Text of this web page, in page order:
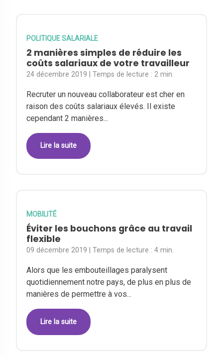
POLITIQUE SALARIALE
2 manières simples de réduire les
coûts salariaux de votre travailleur
24 décembre 2019 | Temps de lecture :2 min.
Recruter un nouveau collaborateur est cher en
raison des coûts salariaux élevés. Il existe
cependant 2 manières...
Lire la suite
MOBILITÉ
Éviter les bouchons grâce au travail
flexible
09 décembre 2019 | Temps de lecture :4 min.
Alors que les embouteillages paralysent
quotidiennement notre pays, de plus en plus de
manières de permettre à vos...
Lire la suite